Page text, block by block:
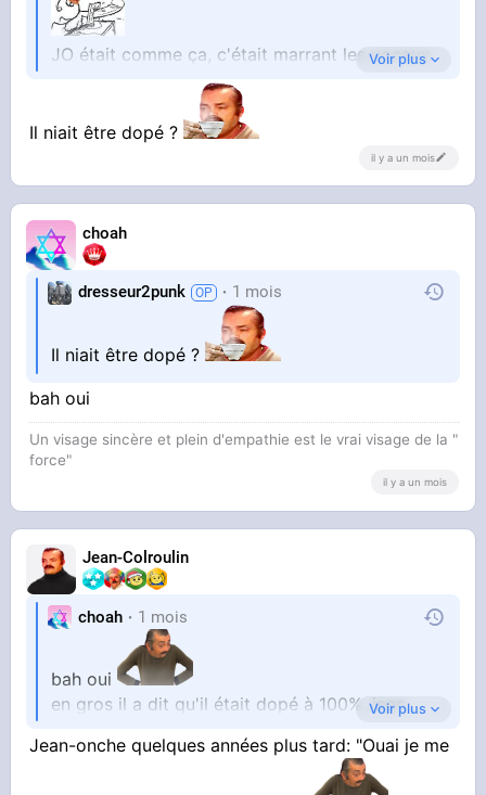
JO était comme ça, c'était marrant les vocaux
Voir plus
Il niait être dopé ?
il y a un mois
choah
dresseur2punk 1 mois
Il niait être dopé ?
bah oui
Un visage sincère et plein d'empathie est le vrai visage de la "
force"
il y a un mois
Jean-Colroulin
choah 1 mois
bah oui
en gros il a dit qu'il était dopé à 100%, jean
onche a ragé comme un porc et l'a insulté de
chinetok de merde qui devrait aller se suicider
car il est jaloux de lui et que tn dna a pas de
Voir plus
Jean-onche quelques années plus tard: "Ouai je me